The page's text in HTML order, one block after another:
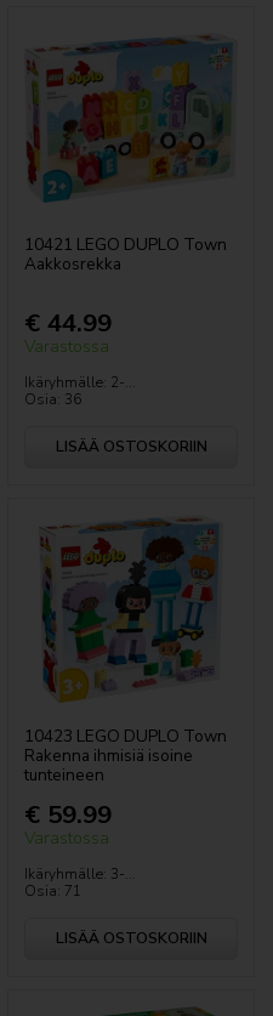
10421 LEGO DUPLO Town
Aakkosrekka
€ 44.99
Varastossa
Ikäryhmälle: 2-...
Osia: 36
LISÄÄ OSTOSKORIIN
10423 LEGO DUPLO Town
Rakenna ihmisiä isoine
tunteineen
€ 59.99
Varastossa
Ikäryhmälle: 3-...
Osia: 71
LISÄÄ OSTOSKORIIN